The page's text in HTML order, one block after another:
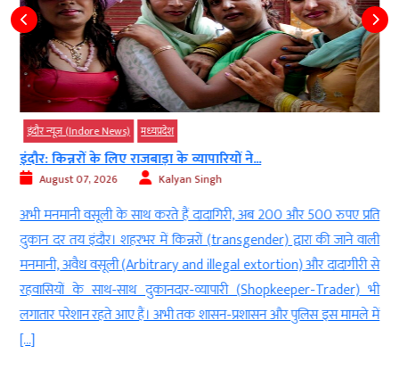
इंदौर न्यूज़ (Indore News) मध्‍यप्रदेश
इंदौर: किन्नरों के लिए राजबाड़ा के व्यापारियों ने...
August 07, 2026 Kalyan Singh
अभी मनमानी वसूली के साथ करते हैं दादागिरी, अब 200 और 500 रुपए प्रति
दुकान दर तय इंदौर। शहरभर में किन्नरों (transgender) द्वारा की जाने वाली
मनमानी, अवैध वसूली (Arbitrary and illegal extortion) और दादागीरी से
रहवासियों के साथ-साथ दुकानदार-व्यापारी (Shopkeeper-Trader) भी
लगातार परेशान रहते आए हैं। अभी तक शासन-प्रशासन और पुलिस इस मामले में
[…]